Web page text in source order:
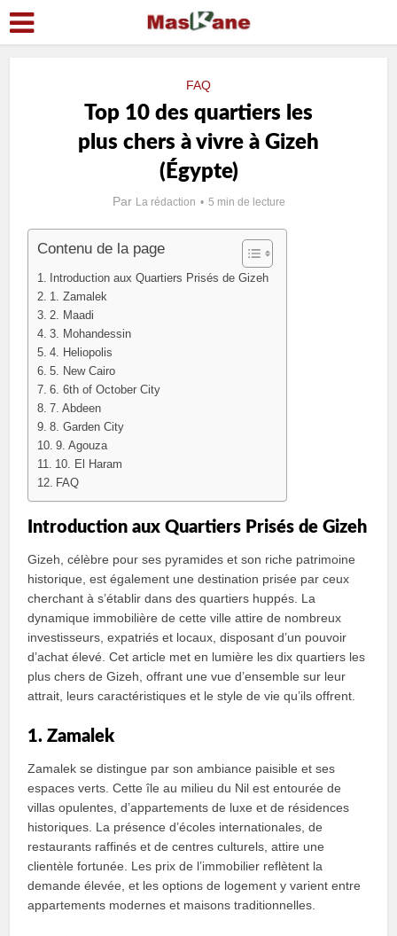
FAQ
Top 10 des quartiers les
plus chers à vivre à Gizeh
(Égypte)
Par La rédaction 5 min de lecture
Contenu de la page
Introduction aux Quartiers Prisés de Gizeh
1. Zamalek
2. Maadi
3. Mohandessin
4. Heliopolis
5. New Cairo
6. 6th of October City
7. Abdeen
8. Garden City
9. Agouza
10. El Haram
FAQ
Introduction aux Quartiers Prisés de Gizeh
Gizeh, célèbre pour ses pyramides et son riche patrimoine
historique, est également une destination prisée par ceux
cherchant à s’établir dans des quartiers huppés. La
dynamique immobilière de cette ville attire de nombreux
investisseurs, expatriés et locaux, disposant d’un pouvoir
d’achat élevé. Cet article met en lumière les dix quartiers les
plus chers de Gizeh, offrant une vue d’ensemble sur leur
attrait, leurs caractéristiques et le style de vie qu’ils offrent.
1. Zamalek
Zamalek se distingue par son ambiance paisible et ses
espaces verts. Cette île au milieu du Nil est entourée de
villas opulentes, d’appartements de luxe et de résidences
historiques. La présence d’écoles internationales, de
restaurants raffinés et de centres culturels, attire une
clientèle fortunée. Les prix de l’immobilier reflètent la
demande élevée, et les options de logement y varient entre
appartements modernes et maisons traditionnelles.